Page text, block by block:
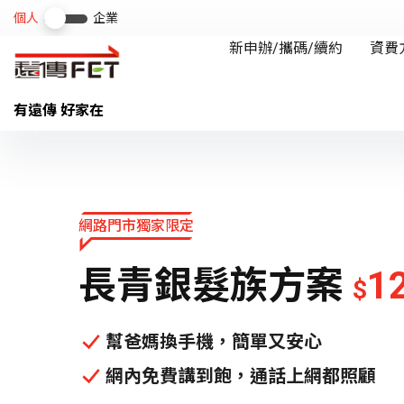
有遠傳 好家在
網路門市獨家限定
長青銀髮族方案 $
幫爸媽換手機，簡單又安心
網內免費講到飽，通話上網都照顧